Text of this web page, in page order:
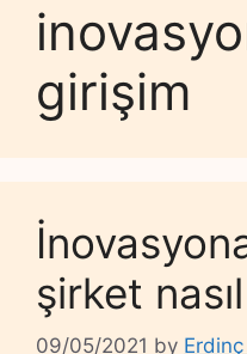
girişim
şirket
09/05/2021 by